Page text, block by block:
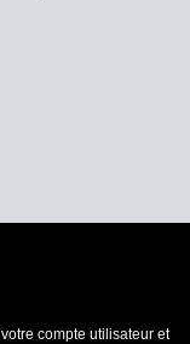
compte utilisateur et